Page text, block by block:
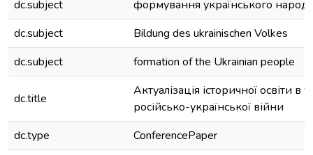
dc.subject
формування українського народу
dc.subject
Bildung des ukrainischen Volkes
dc.subject
formation of the Ukrainian people
dc.title
Актуалізація історичної освіти в
російсько-української війни
dc.type
ConferencePaper